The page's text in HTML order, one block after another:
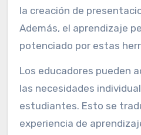
la creación de
Además, el aprendizaje
potenciado por estas
Los educadores pueden
las necesidades
estudiantes. Esto se
experiencia de